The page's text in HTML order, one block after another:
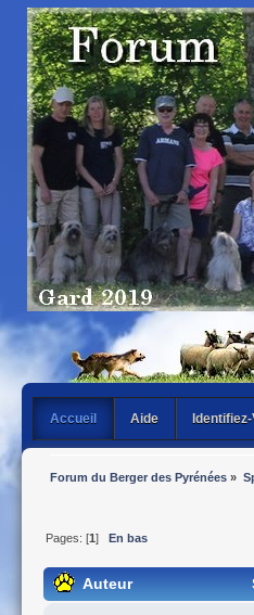
Accueil Aide Identifiez-
Forum du Berger des Pyrénées »
Pages: [1] En bas
Auteur